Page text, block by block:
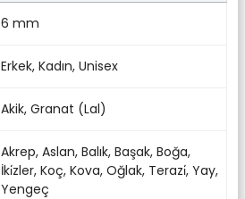
6 mm
Erkek, Kadın, Unisex
Akik, Granat (Lal)
Akrep, Aslan, Balık, Başak, Boğa,
İki̇zler, Koç, Kova, Oğlak, Terazi̇, Yay,
Yengeç